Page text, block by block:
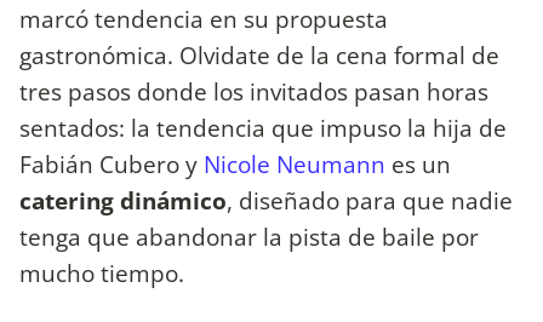
marcó tendencia en su propuesta
gastronómica. Olvidate de la cena formal de
tres pasos donde los invitados pasan horas
sentados: la tendencia que impuso la hija de
Fabián Cubero y Nicole Neumann es un
catering dinámico, diseñado para que nadie
tenga que abandonar la pista de baile por
mucho tiempo.